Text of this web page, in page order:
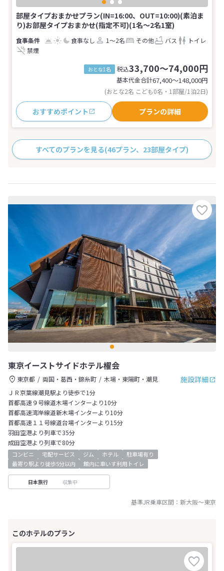
部屋タイプおまかせプラン(IN=16:00、OUT=10:00)(素泊ま
り)お部屋タイプおまかせ(指定不可)(1名～2名1室)
食事なし 1～2名 その他 バス
トイレ
禁煙
おとな1名 税込33,700～74,000円
基本代金合計67,400〜148,000円
(おとな2名 こども0名・1部屋/1泊2日)
おすすめポイント プランの詳細
すべてのプランを見る(46プラン、23部屋タイプ)
東京イーストサイドホテル櫂会
施設詳細
東京都 両国・葛西・錦糸町
木場・東陽町・潮見
ＪＲ京葉線潮見駅より徒歩で1分
首都高速９号線道木場インターより10分
首都高速湾岸線道新木場インターより10分
首都高速１１号線道台場インターより15分
羽田空港より列車で35分
成田空港より列車で80分
コンビニ 宅配サービス ジム ホテル
駐車場有り
最寄り駅より徒歩5分以内
館内に車いす利用トイレ
日本旅行 収集中
基準JR乗車区間： 新大阪～東京